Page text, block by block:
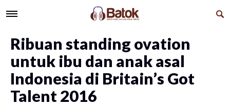
Ribuan standing ovation
untuk ibu dan anak asal
Indonesia di Britain’s Got
Talent 2016